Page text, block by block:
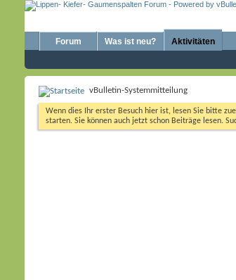
Forum Was ist neu? Aktivitäten
vBulletin-Systemmitteilung
Wenn dies Ihr erster Besuch hier ist, lesen Sie bitte
starten. Sie können auch jetzt schon Beiträge lesen.